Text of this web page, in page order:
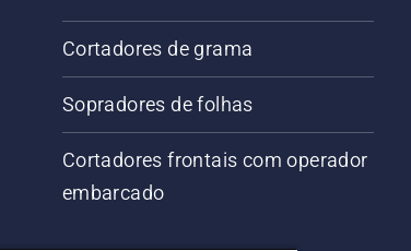
Cortadores de grama
Sopradores de folhas
Cortadores frontais com operador
embarcado